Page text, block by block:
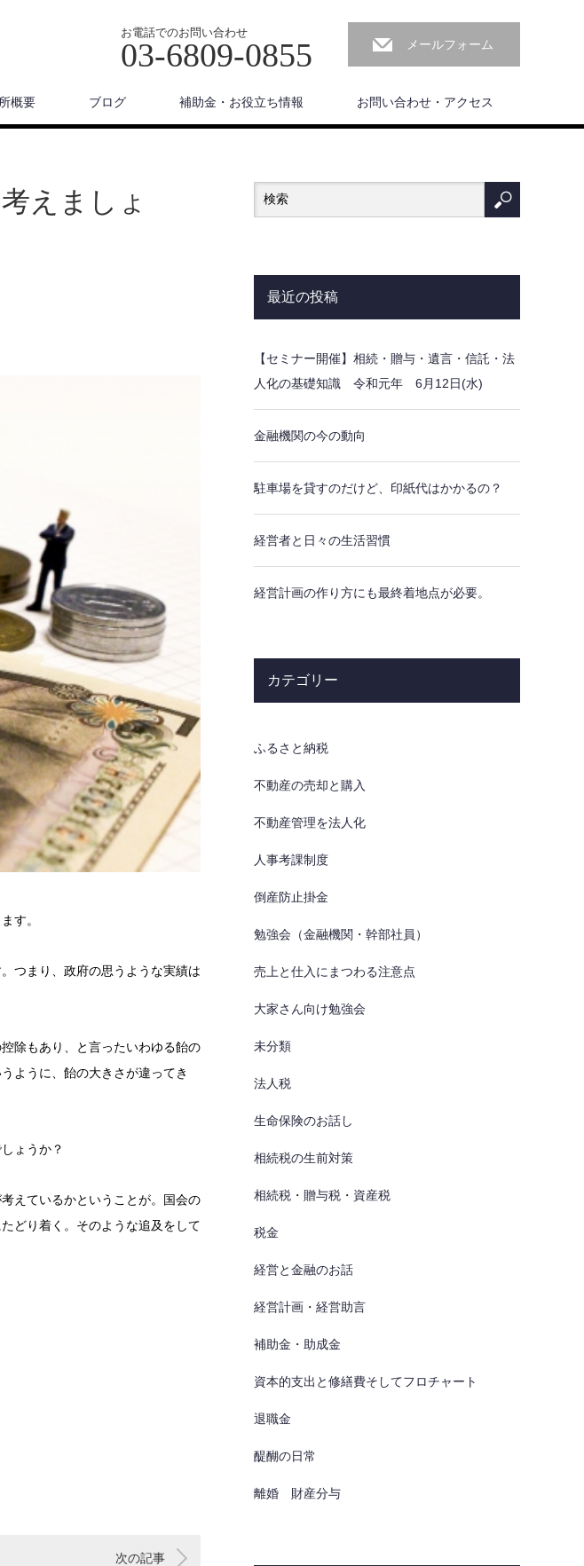
お電話でのお問い合わせ
03-6809-0855 メールフォーム
概要 ブログ 補助金・お役立ち情報 お問い合わせ・アクセス
えましょ
す。
つまり、政府の思うような実績は
除もあり、と言ったいわゆる飴の
ように、飴の大きさが違ってき
ょうか？
えているかということが。国会の
どり着く。そのような追及をして
次の記事
最近の投稿
【セミナー開催】相続・贈与・遺言・信託・法
人化の基礎知識 令和元年 6月12日(水)
金融機関の今の動向
駐車場を貸すのだけど、印紙代はかかるの？
経営者と日々の生活習慣
経営計画の作り方にも最終着地点が必要。
カテゴリー
ふるさと納税
不動産の売却と購入
不動産管理を法人化
人事考課制度
倒産防止掛金
勉強会（金融機関・幹部社員）
売上と仕入にまつわる注意点
大家さん向け勉強会
未分類
法人税
生命保険のお話し
相続税の生前対策
相続税・贈与税・資産税
税金
経営と金融のお話
経営計画・経営助言
補助金・助成金
資本的支出と修繕費そしてフロチャート
退職金
醍醐の日常
離婚 財産分与